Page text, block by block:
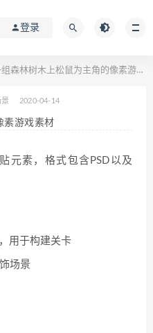
登录
森林树木上松鼠为主角的像素游戏素材
2020-04-14
素游戏素材
元素，格式包含PSD以及
用于构建关卡
场景